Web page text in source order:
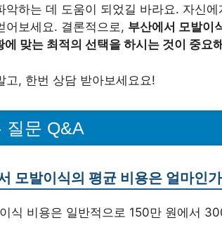
악하는 데 도움이 되었길 바라요. 자신
어보세요. 결론적으로, 부산에서 모발이
에 맞는 최적의 선택을 하시는 것이 중요
고, 한번 상담 받아보세요요!
질문 Q&A
모발이식의 평균 비용은 얼마인
식 비용은 일반적으로 150만 원에서